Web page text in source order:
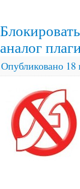
аналог
Опубликовано 18